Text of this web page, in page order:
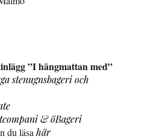
”I hängmattan med”
stenugnsbageri och
& öBageri
du läsa här